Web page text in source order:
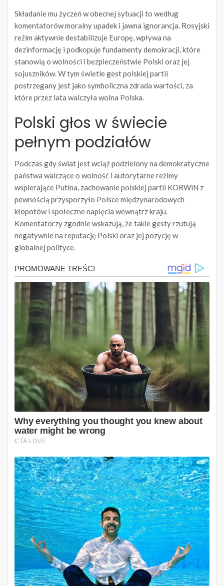
Składanie mu życzeń w obecnej sytuacji to według
komentatorów moralny upadek i jawna ignorancja. Rosyjski
reżim aktywnie destabilizuje Europę, wpływa na
dezinformację i podkopuje fundamenty demokracji, które
stanowią o wolności i bezpieczeństwie Polski oraz jej
sojuszników. W tym świetle gest polskiej partii
postrzegany jest jako symboliczna zdrada wartości, za
które przez lata walczyła wolna Polska.
Polski głos w świecie
pełnym podziałów
Podczas gdy świat jest wciąż podzielony na demokratyczne
państwa walczące o wolność i autorytarne reżimy
wspierające Putina, zachowanie polskiej partii KORWiN z
pewnością przysporzyło Polsce międzynarodowych
kłopotów i społeczne napięcia wewnątrz kraju.
Komentatorzy zgodnie wskazują, że takie gesty rzutują
negatywnie na reputację Polski oraz jej pozycję w
globalnej polityce.